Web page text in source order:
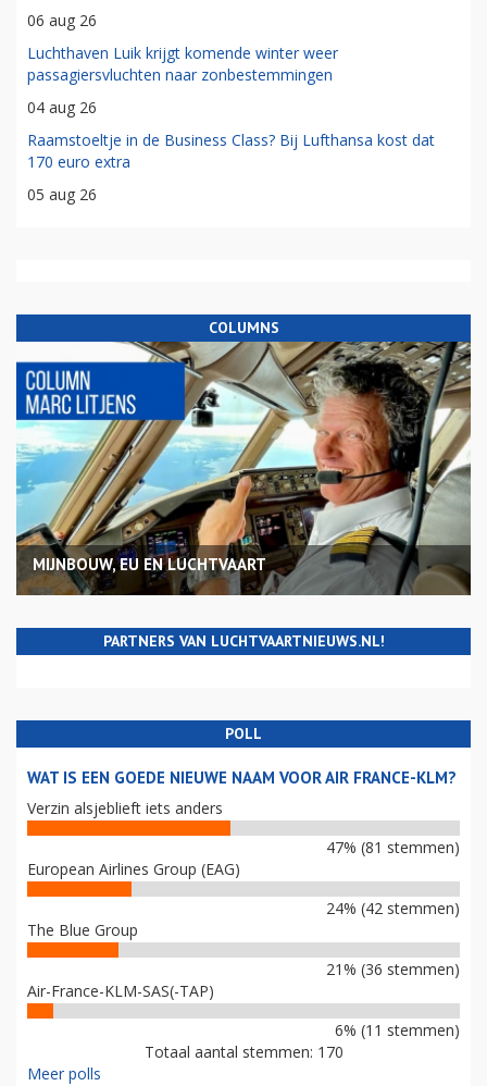
06 aug 26
Luchthaven Luik krijgt komende winter weer
passagiersvluchten naar zonbestemmingen
04 aug 26
Raamstoeltje in de Business Class? Bij Lufthansa kost dat
170 euro extra
05 aug 26
COLUMNS
MIJNBOUW, EU EN LUCHTVAART
PARTNERS VAN LUCHTVAARTNIEUWS.NL!
POLL
WAT IS EEN GOEDE NIEUWE NAAM VOOR AIR FRANCE-KLM?
Verzin alsjeblieft iets anders
47% (81 stemmen)
European Airlines Group (EAG)
24% (42 stemmen)
The Blue Group
21% (36 stemmen)
Air-France-KLM-SAS(-TAP)
6% (11 stemmen)
Totaal aantal stemmen: 170
Meer polls